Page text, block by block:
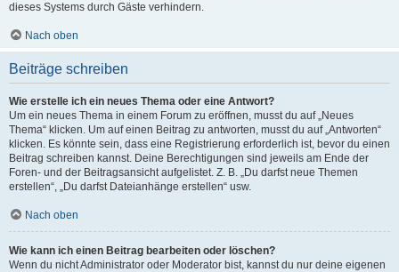
dieses Systems durch Gäste verhindern.
Nach oben
Beiträge schreiben
Wie erstelle ich ein neues Thema oder eine Antwort?
Um ein neues Thema in einem Forum zu eröffnen, musst du auf „Neues
Thema“ klicken. Um auf einen Beitrag zu antworten, musst du auf „Antworten“
klicken. Es könnte sein, dass eine Registrierung erforderlich ist, bevor du einen
Beitrag schreiben kannst. Deine Berechtigungen sind jeweils am Ende der
Foren- und der Beitragsansicht aufgelistet. Z. B. „Du darfst neue Themen
erstellen“, „Du darfst Dateianhänge erstellen“ usw.
Nach oben
Wie kann ich einen Beitrag bearbeiten oder löschen?
Wenn du nicht Administrator oder Moderator bist, kannst du nur deine eigenen